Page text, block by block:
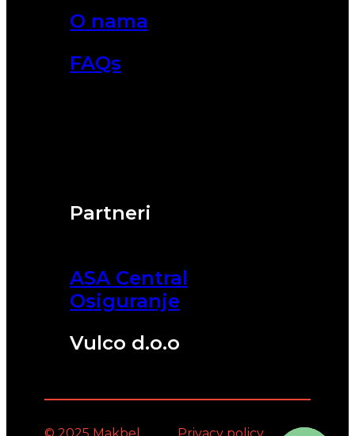
Partneri
ASA Central
Osiguranje
Vulco d.o.o
O nama
FAQs